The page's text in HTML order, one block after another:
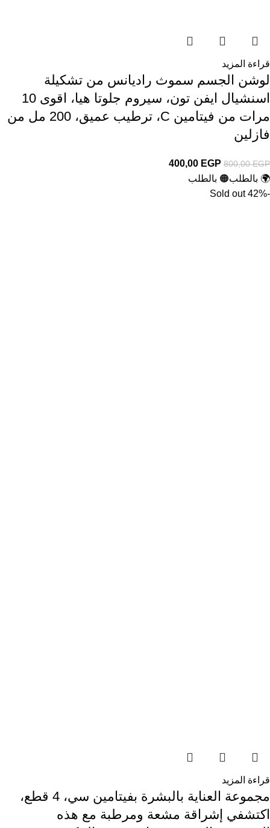
قراءة المزيد
لوشن الجسم سموث راديانس من تشكيلة
اسنشيال ايفن تون، سيروم جلوتا هيا، اقوى 10
مرات من فيتامين C، ترطيب عميق، 200 مل من
فازلين
800,00EGP
400,00 EGP
🌍 بالطلب🟠 بالطلب
-42%
Sold out
قراءة المزيد
مجموعة العناية بالبشرة بفيتامين سي، 4 قطع،
اكتشفي إشراقة مشعة ومرطبة مع هذه